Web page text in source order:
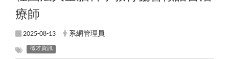
療師
2025-08-13 系網管理員
徵才資訊